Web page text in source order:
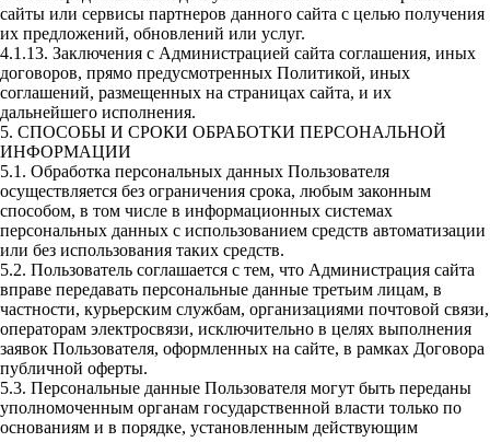
сайты или сервисы партнеров данного сайта с целью получения
их предложений, обновлений или услуг.
4.1.13. Заключения с Администрацией сайта соглашения, иных
договоров, прямо предусмотренных Политикой, иных
соглашений, размещенных на страницах сайта, и их
дальнейшего исполнения.
5. СПОСОБЫ И СРОКИ ОБРАБОТКИ ПЕРСОНАЛЬНОЙ
ИНФОРМАЦИИ
5.1. Обработка персональных данных Пользователя
осуществляется без ограничения срока, любым законным
способом, в том числе в информационных системах
персональных данных с использованием средств автоматизации
или без использования таких средств.
5.2. Пользователь соглашается с тем, что Администрация сайта
вправе передавать персональные данные третьим лицам, в
частности, курьерским службам, организациями почтовой связи,
операторам электросвязи, исключительно в целях выполнения
заявок Пользователя, оформленных на сайте, в рамках Договора
публичной оферты.
5.3. Персональные данные Пользователя могут быть переданы
уполномоченным органам государственной власти только по
основаниям и в порядке, установленным действующим